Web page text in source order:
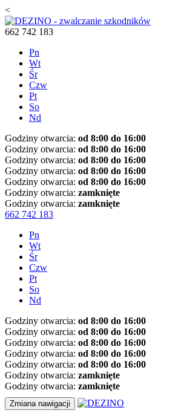
<
662 742 183
Pn
Wt
Śr
Czw
Pt
So
Nd
Godziny otwarcia: od 8:00 do 16:00
Godziny otwarcia: od 8:00 do 16:00
Godziny otwarcia: od 8:00 do 16:00
Godziny otwarcia: od 8:00 do 16:00
Godziny otwarcia: od 8:00 do 16:00
Godziny otwarcia: zamknięte
Godziny otwarcia: zamknięte
662 742 183
Pn
Wt
Śr
Czw
Pt
So
Nd
Godziny otwarcia: od 8:00 do 16:00
Godziny otwarcia: od 8:00 do 16:00
Godziny otwarcia: od 8:00 do 16:00
Godziny otwarcia: od 8:00 do 16:00
Godziny otwarcia: od 8:00 do 16:00
Godziny otwarcia: zamknięte
Godziny otwarcia: zamknięte
Zmiana nawigacji